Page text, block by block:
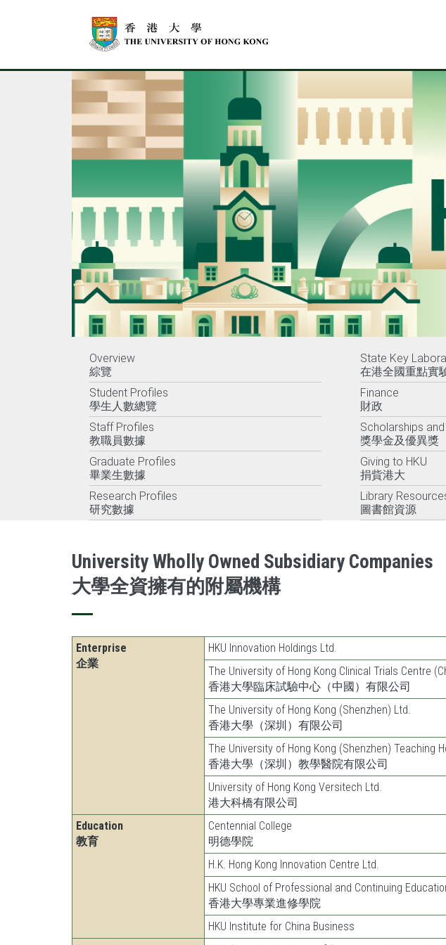
Overview
綜覽
Student Profiles
學生人數總覽
Staff Profiles
教職員數據
Graduate Profiles
畢業生數據
Research Profiles
研究數據
State Key
在港全國重點實
Finance
財政
Scholarships
獎學金及優異獎
Giving to HKU
捐貲港大
Library
圖書館資源
University Wholly Owned Subsidiary Companies
大學全資擁有的附屬機構
Enterprise
企業
HKU Innovation Holdings Ltd.
The University of Hong Kong Clinical Trials Centre
香港大學臨床試驗中心（中國）有限公司
The University of Hong Kong (Shenzhen) Ltd.
香港大學（深圳）有限公司
The University of Hong Kong (Shenzhen) Teaching
香港大學（深圳）教學醫院有限公司
University of Hong Kong Versitech Ltd.
港大科橋有限公司
Education
教育
Centennial College
明德學院
H.K. Hong Kong Innovation Centre Ltd.
HKU School of Professional and Continuing
香港大學專業進修學院
HKU Institute for China Business